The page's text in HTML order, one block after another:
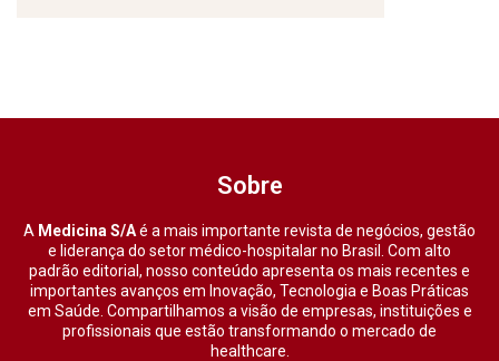
Sobre
A Medicina S/Aé a mais importante revista de negócios, gestão
e liderança do setor médico-hospitalar no Brasil. Com alto
padrão editorial, nosso conteúdo apresenta os mais recentes e
importantes avanços em Inovação, Tecnologia e Boas Práticas
em Saúde. Compartilhamos a visão de empresas, instituições e
profissionais que estão transformando o mercado de
healthcare.